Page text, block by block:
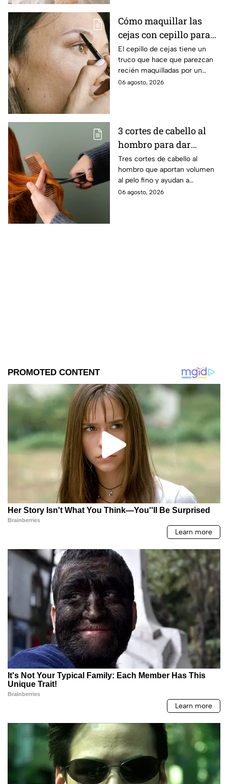
Cómo maquillar las
cejas con cepillo para
que se vean esculpidas
y redefinidas: paso a
paso
El cepillo de cejas tiene un
truco que hace que parezcan
recién maquilladas por un
profesional
06 agosto, 2026
3 cortes de cabello al
hombro para dar
volumen al pelo fino
Tres cortes de cabello al
hombro que aportan volumen
al pelo fino y ayudan a
conseguir una melena con
06 agosto, 2026